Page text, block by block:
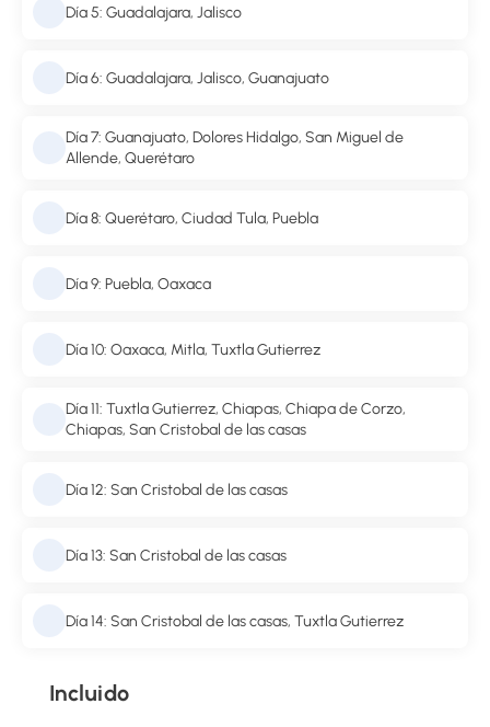
Día 5: Guadalajara, Jalisco
Día 6: Guadalajara, Jalisco, Guanajuato
Día 7: Guanajuato, Dolores Hidalgo, San Miguel de
Allende, Querétaro
Día 8: Querétaro, Ciudad Tula, Puebla
Día 9: Puebla, Oaxaca
Día 10: Oaxaca, Mitla, Tuxtla Gutierrez
Día 11: Tuxtla Gutierrez, Chiapas, Chiapa de Corzo,
Chiapas, San Cristobal de las casas
Día 12: San Cristobal de las casas
Día 13: San Cristobal de las casas
Día 14: San Cristobal de las casas, Tuxtla Gutierrez
Incluido